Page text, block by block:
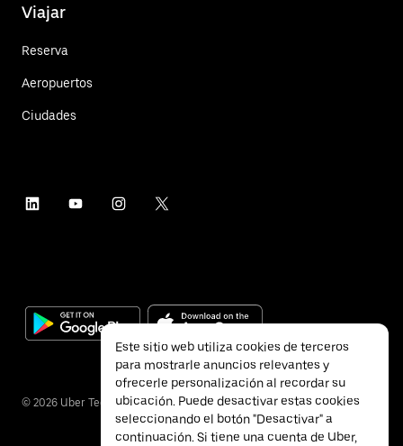
Viajar
Reserva
Aeropuertos
Ciudades
© 2026 Uber Technologies Inc.
Este sitio web utiliza cookies de terceros
para mostrarle anuncios relevantes y
ofrecerle personalización al recordar su
ubicación. Puede desactivar estas cookies
seleccionando el botón "Desactivar" a
continuación. Si tiene una cuenta de Uber,